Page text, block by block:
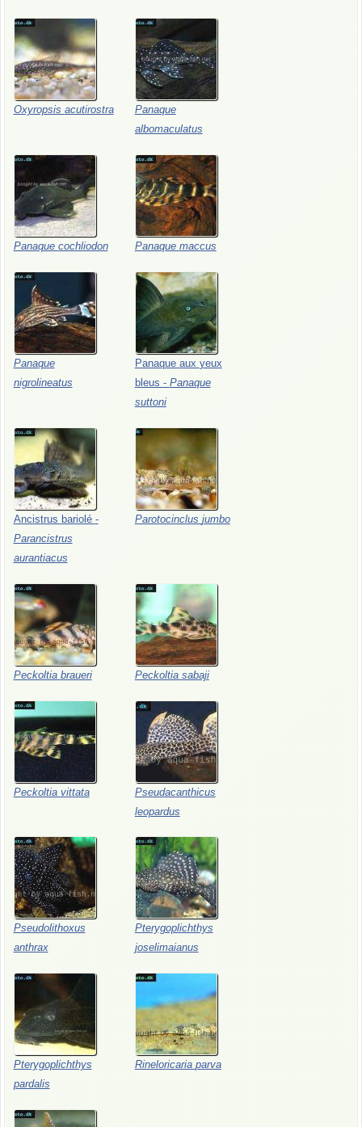
Oxyropsis acutirostra
Panaque
albomaculatus
Panaque cochliodon Panaque maccus
Panaque
nigrolineatus
Panaque aux yeux
bleus - Panaque
suttoni
Ancistrus bariolé -
Parancistrus
aurantiacus
Parotocinclus jumbo
Peckoltia braueri Peckoltia sabaji
Peckoltia vittata
Pseudacanthicus
leopardus
Pseudolithoxus
anthrax
Pterygoplichthys
joselimaianus
Pterygoplichthys
pardalis
Rineloricaria parva